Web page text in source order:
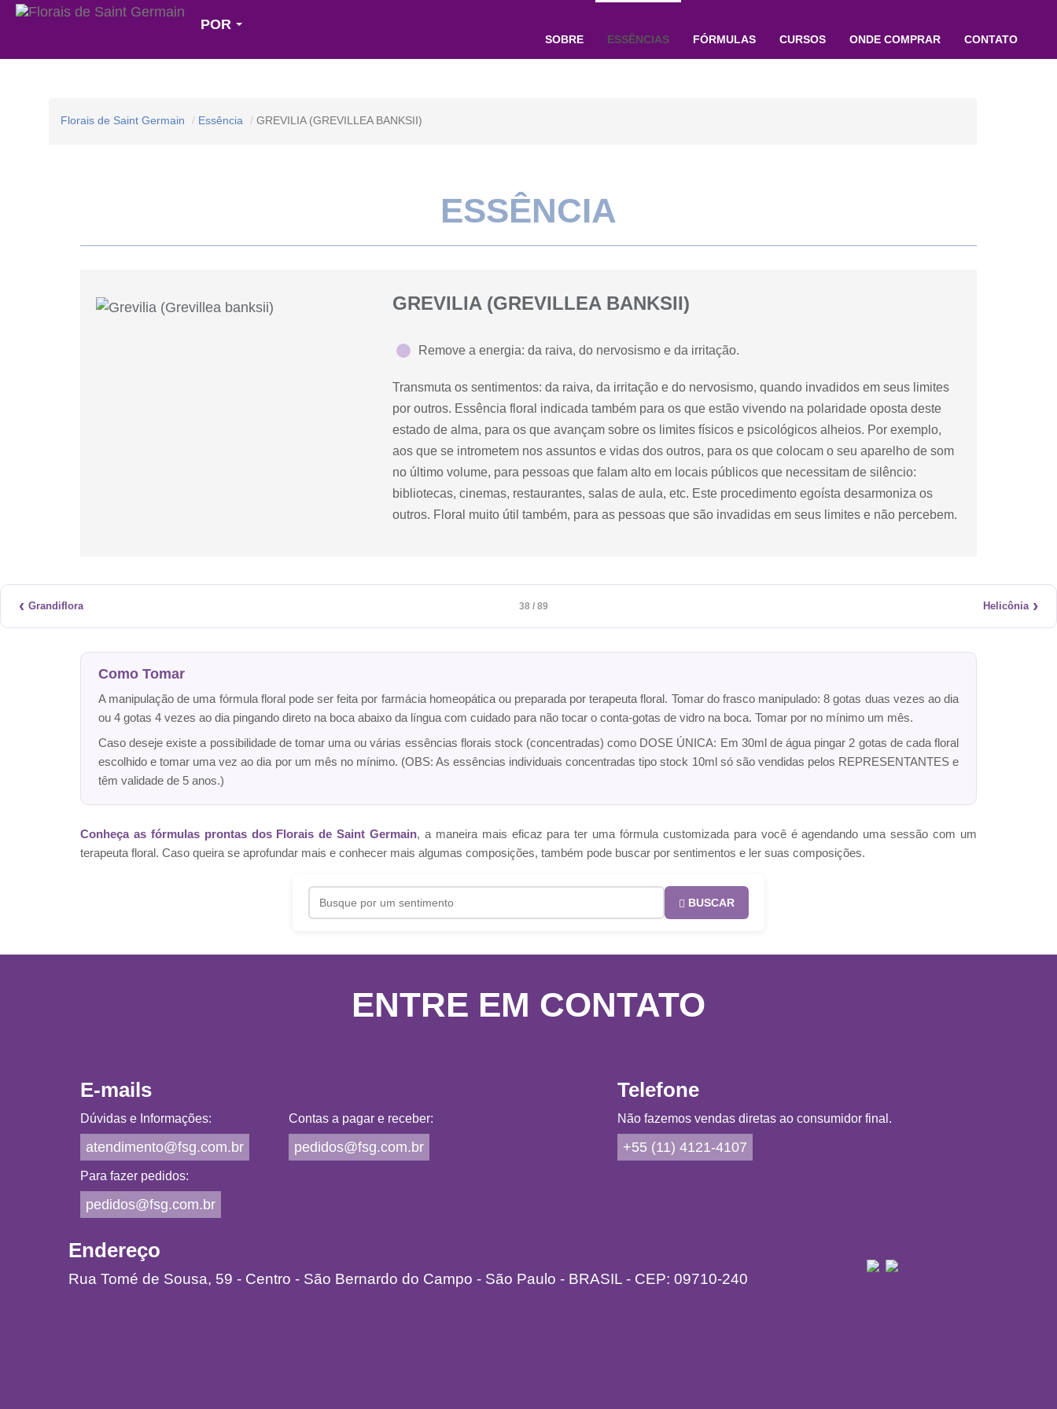
POR
SOBRE ESSÊNCIAS FÓRMULAS CURSOS ONDE COMPRAR CONTATO
Florais de Saint Germain Essência GREVILIA (GREVILLEA BANKSII)
ESSÊNCIA
GREVILIA (GREVILLEA BANKSII)
Remove a energia: da raiva, do nervosismo e da irritação.
Transmuta os sentimentos: da raiva, da irritação e do nervosismo, quando invadidos em seus limites
por outros. Essência floral indicada também para os que estão vivendo na polaridade oposta deste
estado de alma, para os que avançam sobre os limites físicos e psicológicos alheios. Por exemplo,
aos que se intrometem nos assuntos e vidas dos outros, para os que colocam o seu aparelho de som
no último volume, para pessoas que falam alto em locais públicos que necessitam de silêncio:
bibliotecas, cinemas, restaurantes, salas de aula, etc. Este procedimento egoísta desarmoniza os
outros. Floral muito útil também, para as pessoas que são invadidas em seus limites e não percebem.
‹ Grandiflora 38 / 89 Helicônia ›
Como Tomar
A manipulação de uma fórmula floral pode ser feita por farmácia homeopática ou preparada por terapeuta floral. Tomar do frasco manipulado: 8 gotas duas vezes ao dia
ou 4 gotas 4 vezes ao dia pingando direto na boca abaixo da língua com cuidado para não tocar o conta-gotas de vidro na boca. Tomar por no mínimo um mês.
Caso deseje existe a possibilidade de tomar uma ou várias essências florais stock (concentradas) como DOSE ÚNICA: Em 30ml de água pingar 2 gotas de cada floral
escolhido e tomar uma vez ao dia por um mês no mínimo. (OBS: As essências individuais concentradas tipo stock 10ml só são vendidas pelos REPRESENTANTES e
têm validade de 5 anos.)
Conheça as fórmulas prontas dos Florais de Saint Germain, a maneira mais eficaz para ter uma fórmula customizada para você é agendando uma sessão com um
terapeuta floral. Caso queira se aprofundar mais e conhecer mais algumas composições, também pode buscar por sentimentos e ler suas composições.
BUSCAR
ENTRE EM CONTATO
E-mails
Dúvidas e Informações:
atendimento@fsg.com.br
Contas a pagar e receber:
pedidos@fsg.com.br
Para fazer pedidos:
pedidos@fsg.com.br
Telefone
Não fazemos vendas diretas ao consumidor final.
+55 (11) 4121-4107
Endereço
Rua Tomé de Sousa, 59 - Centro - São Bernardo do Campo - São Paulo - BRASIL - CEP: 09710-240